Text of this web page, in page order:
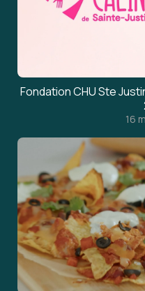
Fondation CHU Ste
16